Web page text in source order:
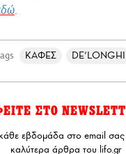
.
ΚΑΦΕΣ DE’LONGHI
ΣΤΟ
εβδομάδα στο email σας
καλύτερα άρθρα του lifo.gr